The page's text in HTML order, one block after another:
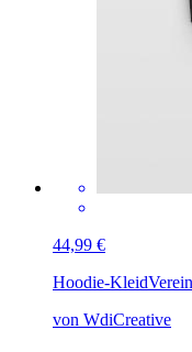
44,99 €
Hoodie-Kleid
von WdiCreative